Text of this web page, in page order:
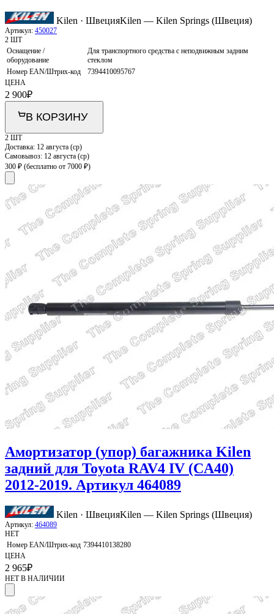
Kilen · ШвецияKilen — Kilen Springs (Швеция)
Артикул: 450027
2 ШТ
Оснащение /
оборудование
Для транспортного средства с неподвижным задним
стеклом
Номер EAN/Штрих-код
7394410095767
ЦЕНА
2 900₽
В КОРЗИНУ
2 ШТ
Доставка: 12 августа (ср)
Самовывоз: 12 августа (ср)
300 ₽ (бесплатно от 7000 ₽)
Амортизатор (упор) багажника Kilen
задний для Toyota RAV4 IV (CA40)
2012-2019. Артикул 464089
Kilen · ШвецияKilen — Kilen Springs (Швеция)
Артикул: 464089
НЕТ
Номер EAN/Штрих-код 7394410138280
ЦЕНА
2 965₽
НЕТ В НАЛИЧИИ